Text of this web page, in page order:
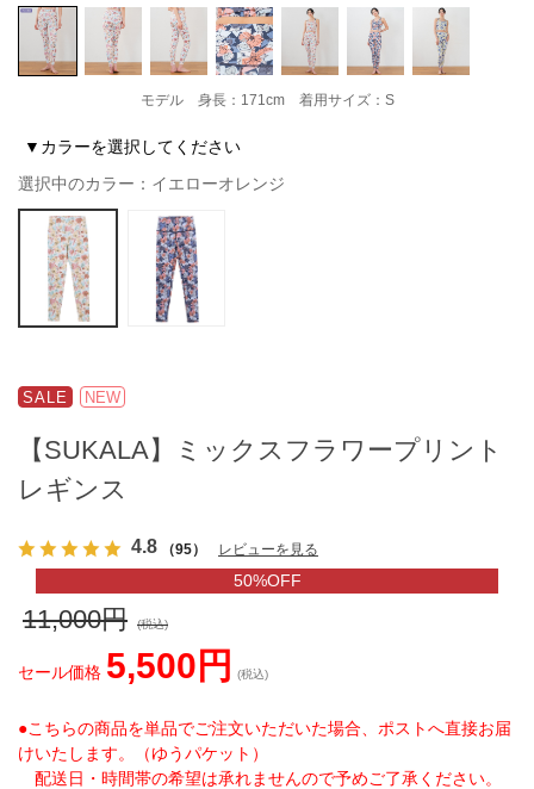
モデル 身長：171cm 着用サイズ：S
▼カラーを選択してください
選択中のカラー：イエローオレンジ
SALE NEW
【SUKALA】ミックスフラワープリント
レギンス
4.8 （95） レビューを見る
50%OFF
11,000円 (税込)
セール価格 5,500円 (税込)
●こちらの商品を単品でご注文いただいた場合、ポストへ直接お届
けいたします。（ゆうパケット）
配送日・時間帯の希望は承れませんので予めご了承ください。